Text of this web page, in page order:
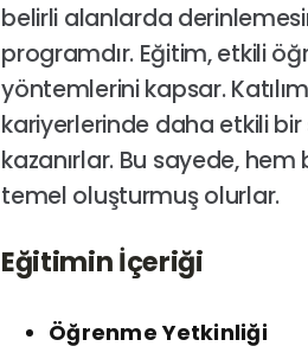
belirli alanlarda
programdır. Eğitim, etkili
yöntemlerini kapsar.
kariyerlerinde daha etkili
kazanırlar. Bu sayede,
temel oluşturmuş olurlar.
Eğitimin İçeriği
Öğrenme Yetkinliği